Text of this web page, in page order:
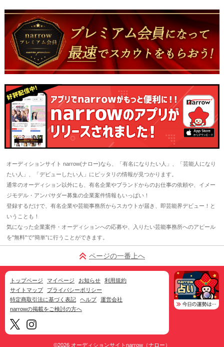
オーディションサイト narrow(ナロー)なら、「有名になりたい人」、「芸能人になり
たい人」、「デビューしたい人」にピッタリの情報が見つかります。
通常のオーディション以外にも、有名企業やブランドからのお仕事の依頼や、イメー
ジモデル・アンバサダー募集の企業案件情報もいっぱい！
登録するだけで、有名企業や芸能事務所からスカウトが届き、即芸能界デビュー！と
いうことも！
気になった企業案件・オーディションへの応募や、入りたい芸能事務所へのアピール
を"無料"で"簡単"に行うことができます。
ページの一番上へ
トップページ マイページ お知らせ
利用規約
サイトマップ
プライバシーポリシー
特定商取引法に基づく表記
ヘルプ
運営会社
narrowの掲載をご検討の方へ
©2026 オーディションサイトnarrow（ナロー）